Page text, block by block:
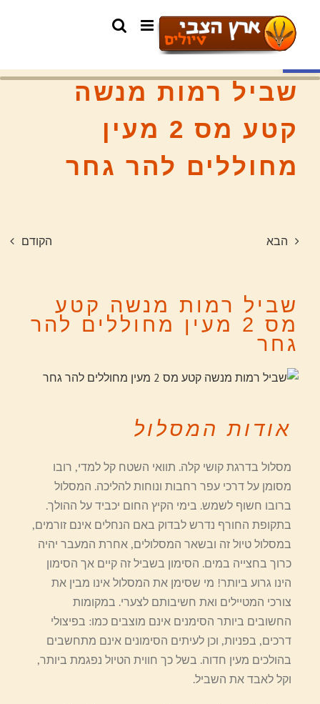
פתח סרגל נגישות
שביל רמות מנשה
קטע מס 2 מעין
מחוללים להר גחר
הקודם הבא
שביל רמות מנשה קטע
מס 2 מעין מחוללים להר
גחר
אודות המסלול
מסלול בדרגת קושי קלה. תוואי השטח קל למדי, רובו
מסומן על דרכי עפר רחבות ונוחות להליכה. המסלול
ברובו חשוף לשמש. בימי הקיץ החום יכביד על ההולך.
בתקופת החורף נדרש לבדוק באם הנחלים אינם זורמים,
במסלול טיול זה ובשאר המסלולים, אחרת המעבר יהיה
כרוך בחצייה במים. הסימון בשביל זה קיים אך הסימון
הינו גרוע ביותר! מי שסימן את המסלול אינו מבין את
צורכי המטיילים ואת חשיבותם לצערי. במקומות
החשובים ביותר הסימנים אינם מוצבים כמו: בפיצולי
דרכים, בפניות, וכן לעיתים הסימונים אינם מתחשבים
בהולכים מעין חדוה. בשל כך חווית הטיול נפגמת ביותר,
וקל לאבד את השביל.